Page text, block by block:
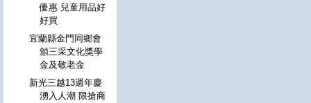
優惠 兒童用品好
好買
宜蘭縣金門同鄉會
頒三采文化獎學
金及敬老金
新光三越13週年慶
湧入人潮 限搶商